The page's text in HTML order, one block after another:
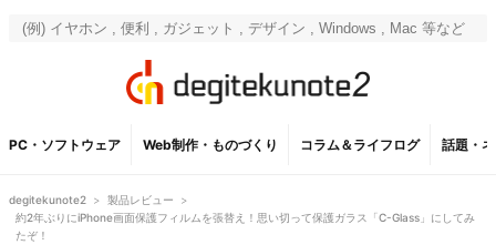
PC・ソフトウェア Web制作・ものづくり コラム＆ライフログ 話題・
degitekunote2 > 製品レビュー
>
約2年ぶりにiPhone画面保護フィルムを張替え！思い切って保護ガラス「C-Glass」にしてみ
たぞ！